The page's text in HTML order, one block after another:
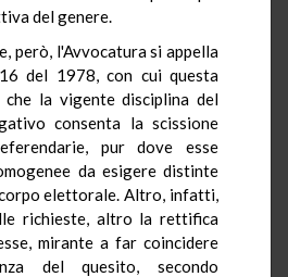
del genere.
però, l'Avvocatura si appella
del 1978, con cui questa
che la vigente disciplina del
consenta la scissione
pur dove esse
da esigere distinte
elettorale. Altro, infatti,
richieste, altro la rettifica
mirante a far coincidere
del quesito, secondo